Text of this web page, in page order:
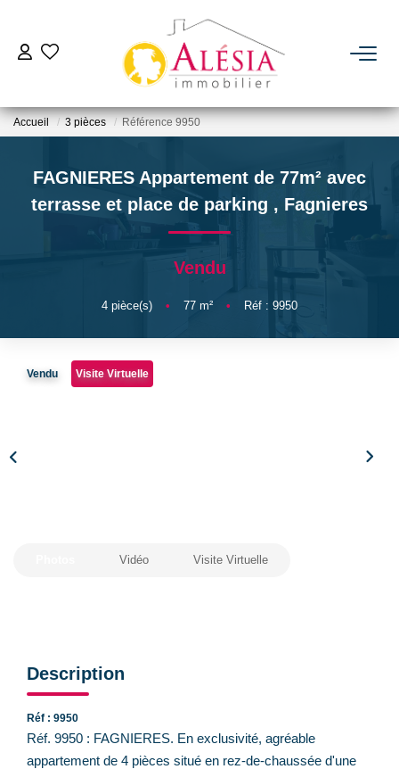
ACHETER
BIENS VENDUS / LOUÉS
ESTIMER
NOTRE AGENCE
Accueil 3 pièces Référence 9950
FAGNIERES Appartement de 77m² avec
terrasse et place de parking , Fagnieres
Vendu
4 pièce(s) • 77 m² • Réf : 9950
Vendu Visite Virtuelle
Vidéo Visite Virtuelle
Description
Réf : 9950
Réf. 9950 : FAGNIERES. En exclusivité, agréable
appartement de 4 pièces situé en rez-de-chaussée d'une